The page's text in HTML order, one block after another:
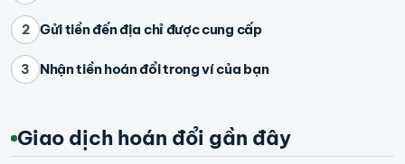
2 Gửi tiền đến địa chỉ được cung cấp
3 Nhận tiền hoán đổi trong ví của bạn
Giao dịch hoán đổi gần đây